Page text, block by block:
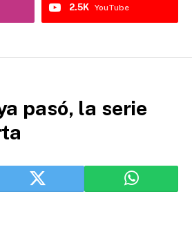
YouTube
2.5K
pasó, la serie